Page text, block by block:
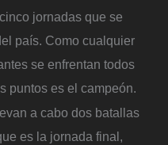
jornadas que se
país. Como cualquier
se enfrentan todos
puntos es el campeón.
a cabo dos batallas
es la jornada final,